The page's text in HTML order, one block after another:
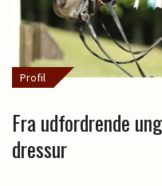
Profil
Fra udfordrende
dressur